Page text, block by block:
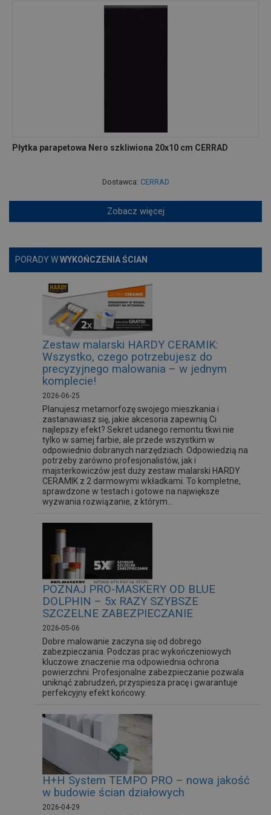
Płytka parapetowa Nero szkliwiona 20x10 cm CERRAD
Dostawca: CERRAD
Zobacz więcej
PORADY WWYKOŃCZENIA ŚCIAN
Zestaw malarski HARDY CERAMIK:
Wszystko, czego potrzebujesz do
precyzyjnego malowania – w jednym
komplecie!
2026-06-25
Planujesz metamorfozę swojego mieszkania i
zastanawiasz się, jakie akcesoria zapewnią Ci
najlepszy efekt? Sekret udanego remontu tkwi nie
tylko w samej farbie, ale przede wszystkim w
odpowiednio dobranych narzędziach. Odpowiedzią na
potrzeby zarówno profesjonalistów, jak i
majsterkowiczów jest duży zestaw malarski HARDY
CERAMIK z 2 darmowymi wkładkami. To kompletne,
sprawdzone w testach i gotowe na największe
wyzwania rozwiązanie, z którym...
POZNAJ PRO-MASKERY OD BLUE
DOLPHIN – 5x RAZY SZYBSZE
SZCZELNE ZABEZPIECZANIE
2026-05-06
Dobre malowanie zaczyna się od dobrego
zabezpieczania. Podczas prac wykończeniowych
kluczowe znaczenie ma odpowiednia ochrona
powierzchni. Profesjonalne zabezpieczanie pozwala
uniknąć zabrudzeń, przyspiesza pracę i gwarantuje
perfekcyjny efekt końcowy.
H+H System TEMPO PRO – nowa jakość
w budowie ścian działowych
2026-04-29